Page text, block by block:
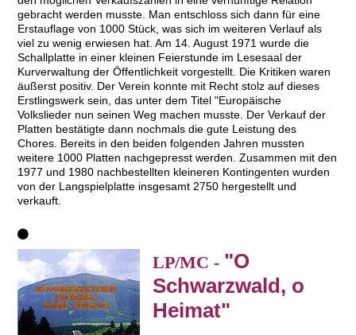
gebracht werden musste. Man entschloss sich dann für eine
Erstauflage von 1000 Stück, was sich im weiteren Verlauf als
viel zu wenig erwiesen hat. Am 14. August 1971 wurde die
Schallplatte in einer kleinen Feierstunde im Lesesaal der
Kurverwaltung der Öffentlichkeit vorgestellt. Die Kritiken waren
äußerst positiv. Der Verein konnte mit Recht stolz auf dieses
Erstlingswerk sein, das unter dem Titel "Europäische
Volkslieder nun seinen Weg machen musste. Der Verkauf der
Platten bestätigte dann nochmals die gute Leistung des
Chores. Bereits in den beiden folgenden Jahren mussten
weitere 1000 Platten nachgepresst werden. Zusammen mit den
1977 und 1980 nachbestellten kleineren Kontingenten wurden
von der Langspielplatte insgesamt 2750 hergestellt und
verkauft.
LP/MC - "O
Schwarzwald, o
Heimat"